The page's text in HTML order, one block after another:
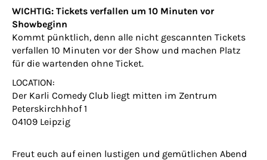
WICHTIG: Tickets verfallen um 10 Minuten vor
Showbeginn
Kommt pünktlich, denn alle nicht gescannten Tickets
verfallen 10 Minuten vor der Show und machen Platz
für die wartenden ohne Ticket.
LOCATION:
Der Karli Comedy Club liegt mitten im Zentrum
Peterskirchhhof 1
04109 Leipzig
Freut euch auf einen lustigen und gemütlichen Abend